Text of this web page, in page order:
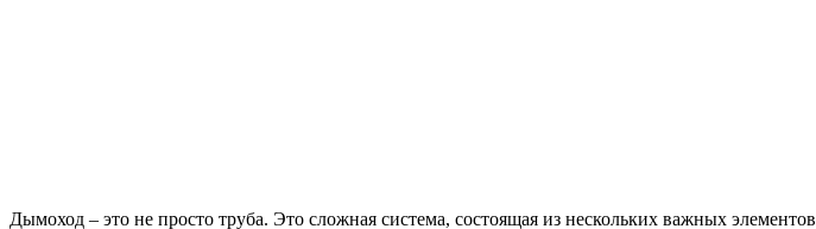
Дымоход – это не просто труба. Это сложная система, состоящая из нескольких важных